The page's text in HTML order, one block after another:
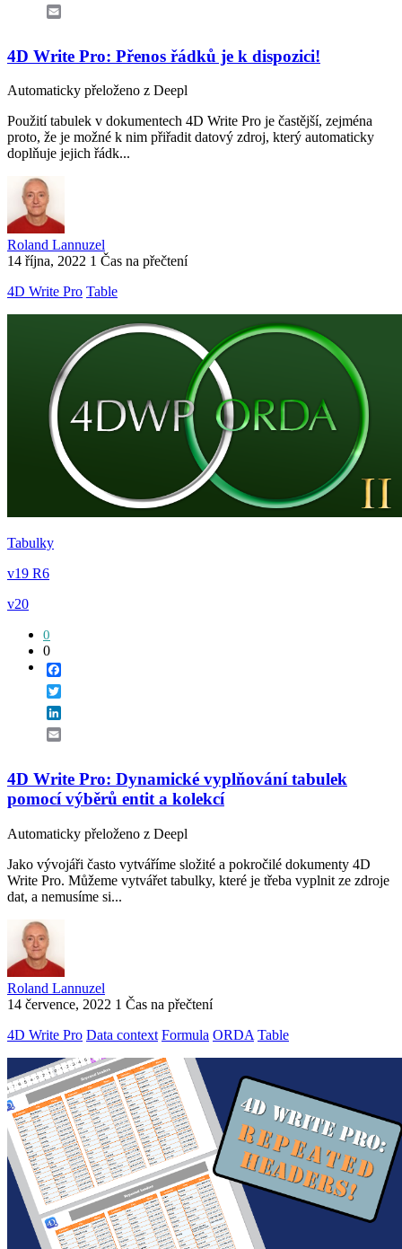
4D Write Pro: Přenos řádků je k dispozici!
Automaticky přeloženo z Deepl
Použití tabulek v dokumentech 4D Write Pro je častější, zejména
proto, že je možné k nim přiřadit datový zdroj, který automaticky
doplňuje jejich řádk...
Roland Lannuzel
14 října, 2022 1 Čas na přečtení
4D Write Pro Table
Tabulky
v19 R6
v20
0
0
4D Write Pro: Dynamické vyplňování tabulek
pomocí výběrů entit a kolekcí
Automaticky přeloženo z Deepl
Jako vývojáři často vytváříme složité a pokročilé dokumenty 4D
Write Pro. Můžeme vytvářet tabulky, které je třeba vyplnit ze zdroje
dat, a nemusíme si...
Roland Lannuzel
14 července, 2022 1 Čas na přečtení
4D Write Pro Data context Formula ORDA Table